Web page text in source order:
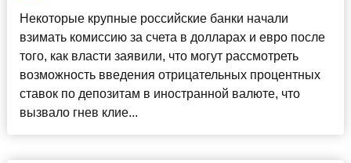
Некоторые крупные российские банки начали
взимать комиссию за счета в долларах и евро после
того, как власти заявили, что могут рассмотреть
возможность введения отрицательных процентных
ставок по депозитам в иностранной валюте, что
вызвало гнев клие...